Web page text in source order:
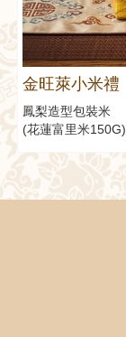
金旺萊小米禮
鳳梨造型包裝米
(花蓮富里米150G)